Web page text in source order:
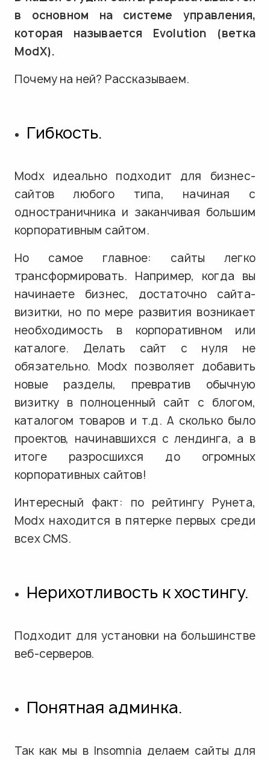
в основном на системе управления,
которая называется Evolution (ветка
ModX).
Почему на ней? Рассказываем.
Гибкость.
Modx идеально подходит для бизнес-
сайтов любого типа, начиная с
одностраничника и заканчивая большим
корпоративным сайтом.
Но самое главное: сайты легко
трансформировать. Например, когда вы
начинаете бизнес, достаточно сайта-
визитки, но по мере развития возникает
необходимость в корпоративном или
каталоге. Делать сайт с нуля не
обязательно. Modx позволяет добавить
новые разделы, превратив обычную
визитку в полноценный сайт с блогом,
каталогом товаров и т.д. А сколько было
проектов, начинавшихся с лендинга, а в
итоге разросшихся до огромных
корпоративных сайтов!
Интересный факт: по рейтингу Рунета,
Modx находится в пятерке первых среди
всех CMS.
Нерихотливость к хостингу.
Подходит для установки на большинстве
веб-серверов.
Понятная админка.
Так как мы в Insomnia делаем сайты для